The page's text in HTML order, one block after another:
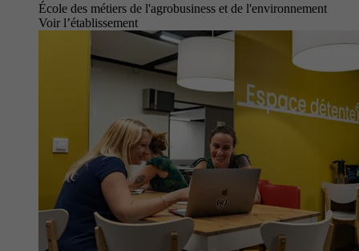
École des métiers de l'agrobusiness et de l'environnement
Voir l’établissement